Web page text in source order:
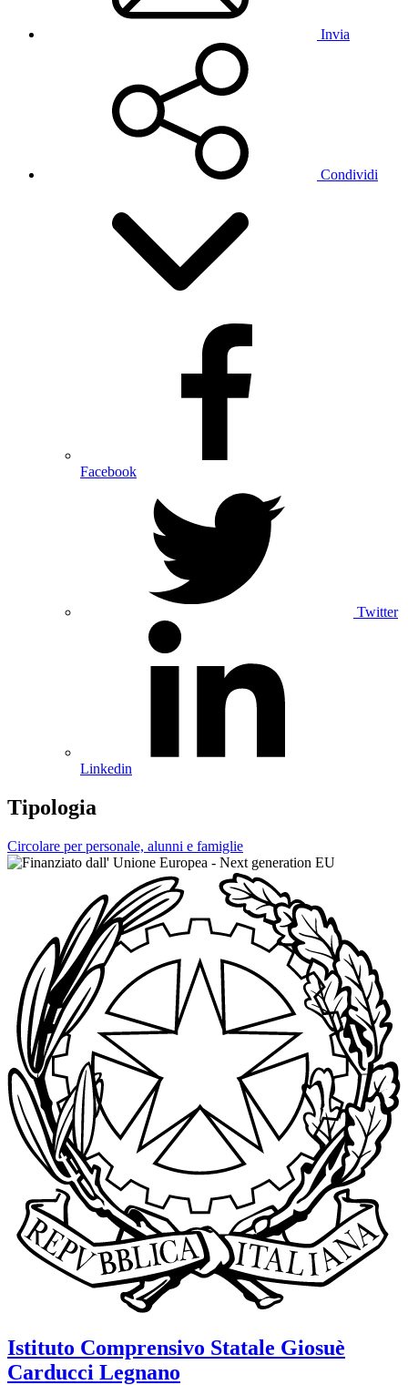
Invia
Condividi
Facebook
Twitter
Linkedin
Tipologia
Circolare per personale, alunni e famiglie
Istituto Comprensivo Statale Giosuè
Carducci Legnano